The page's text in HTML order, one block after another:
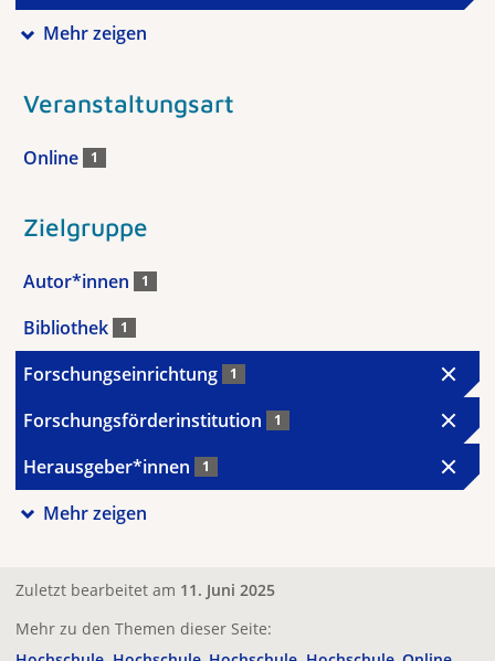
Mehr zeigen
Veranstaltungsart
Online 1
Zielgruppe
Autor*innen 1
Bibliothek 1
Forschungseinrichtung 1
Forschungsförderinstitution 1
Herausgeber*innen 1
Mehr zeigen
Zuletzt bearbeitet am 11. Juni 2025
Mehr zu den Themen dieser Seite: